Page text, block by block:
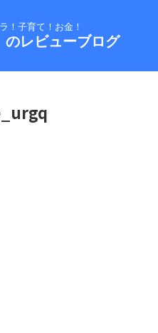
！子育て！お金！
のレビューブログ